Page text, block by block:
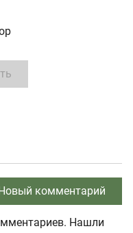
комментарий
Нашли